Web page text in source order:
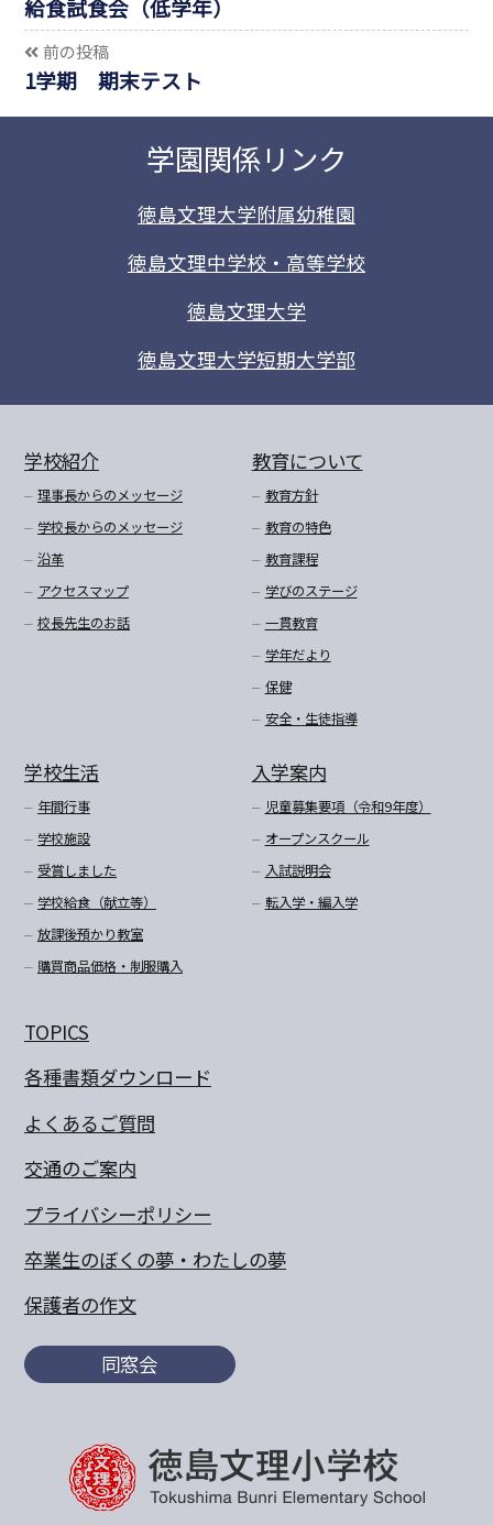
給食試食会（低学年）
前の投稿
1学期 期末テスト
学園関係リンク
徳島文理大学附属幼稚園
徳島文理中学校・高等学校
徳島文理大学
徳島文理大学短期大学部
学校紹介
理事長からのメッセージ
学校長からのメッセージ
沿革
アクセスマップ
校長先生のお話
教育について
教育方針
教育の特色
教育課程
学びのステージ
一貫教育
学年だより
保健
安全・生徒指導
学校生活
年間行事
学校施設
受賞しました
学校給食（献立等）
放課後預かり教室
購買商品価格・制服購入
入学案内
児童募集要項（令和9年度）
オープンスクール
入試説明会
転入学・編入学
TOPICS
各種書類ダウンロード
よくあるご質問
交通のご案内
プライバシーポリシー
卒業生のぼくの夢・わたしの夢
保護者の作文
同窓会